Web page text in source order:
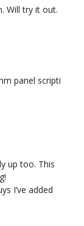
Will try it out.
panel scripti
up too. This
I’ve added